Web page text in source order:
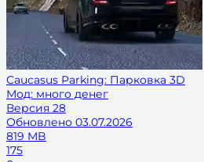
Caucasus Parking: Парковка 3D
Мод: много денег
Версия 28
Обновлено 03.07.2026
819 MB
175